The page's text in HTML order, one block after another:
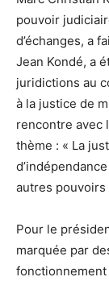
pouvoir
d’échanges, a
Jean Kondé, a
juridictions au
à la justice de
rencontre avec
thème : « La
autres pouvoirs
Pour le
marquée par